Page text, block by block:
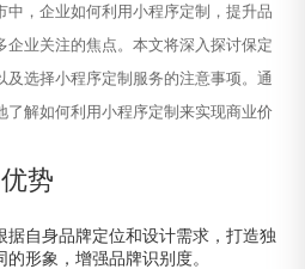
中，企业如何利用小程序定制，提升品
企业关注的焦点。本文将深入探讨保定
及选择小程序定制服务的注意事项。通
了解如何利用小程序定制来实现商业价
势
自身品牌定位和设计需求，打造独
形象，增强品牌识别度。